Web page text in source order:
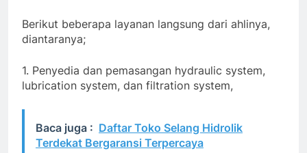
Berikut beberapa layanan langsung dari ahlinya,
diantaranya;
1. Penyedia dan pemasangan hydraulic system,
lubrication system, dan filtration system,
Baca juga : Daftar Toko Selang Hidrolik
Terdekat Bergaransi Terpercaya